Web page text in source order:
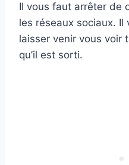
Il vous faut arrêter de
les réseaux sociaux.
laisser venir vous voir
qu’il est sorti.